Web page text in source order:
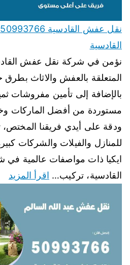
القادسية
نؤمن في شركة نقل عفش
المتعلقة بالعفش والاثاث بطرق
بالإضافة إلى تأمين مفروشات
مستوردة من أفضل الماركات
ودقة على أيدي فريقنا المختص،
للمنازل والفيلات والشركات
ايكيا ذات مواصفات عالمية في
القادسية، تركيب… اقرأ المزيد